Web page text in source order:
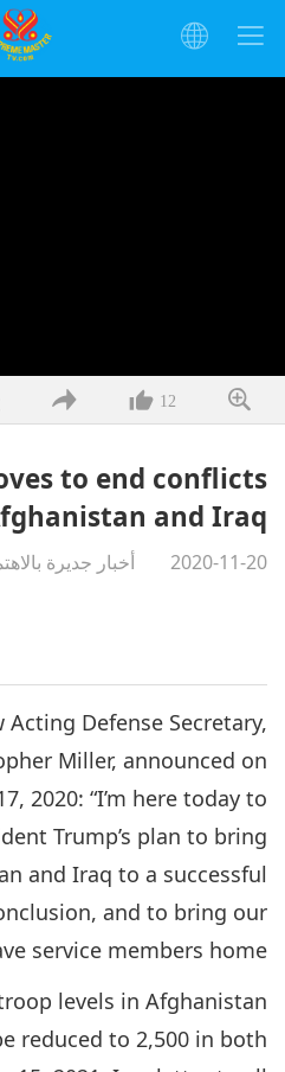
12
to end conflicts
and Iraq
2020-11-20 أخبار جديرة
Acting Defense Secretary,
Miller, announced on
2020: “I’m here today to
Trump’s plan to bring
and Iraq to a successful
and to bring our
service members home.”
levels in Afghanistan
reduced to 2,500 in both